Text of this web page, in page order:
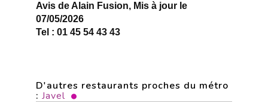
Avis de Alain Fusion, Mis à jour le
07/05/2026
Tel : 01 45 54 43 43
D'autres restaurants proches du métro
: Javel